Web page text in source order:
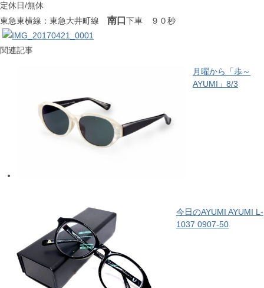
定休日/無休
東急東横線：東急大井町線 南口 下車 ９０秒
関連記事
月曜から「歩～
AYUMI」8/3
今日のAYUMI AYUMI L-
1037 0907-50